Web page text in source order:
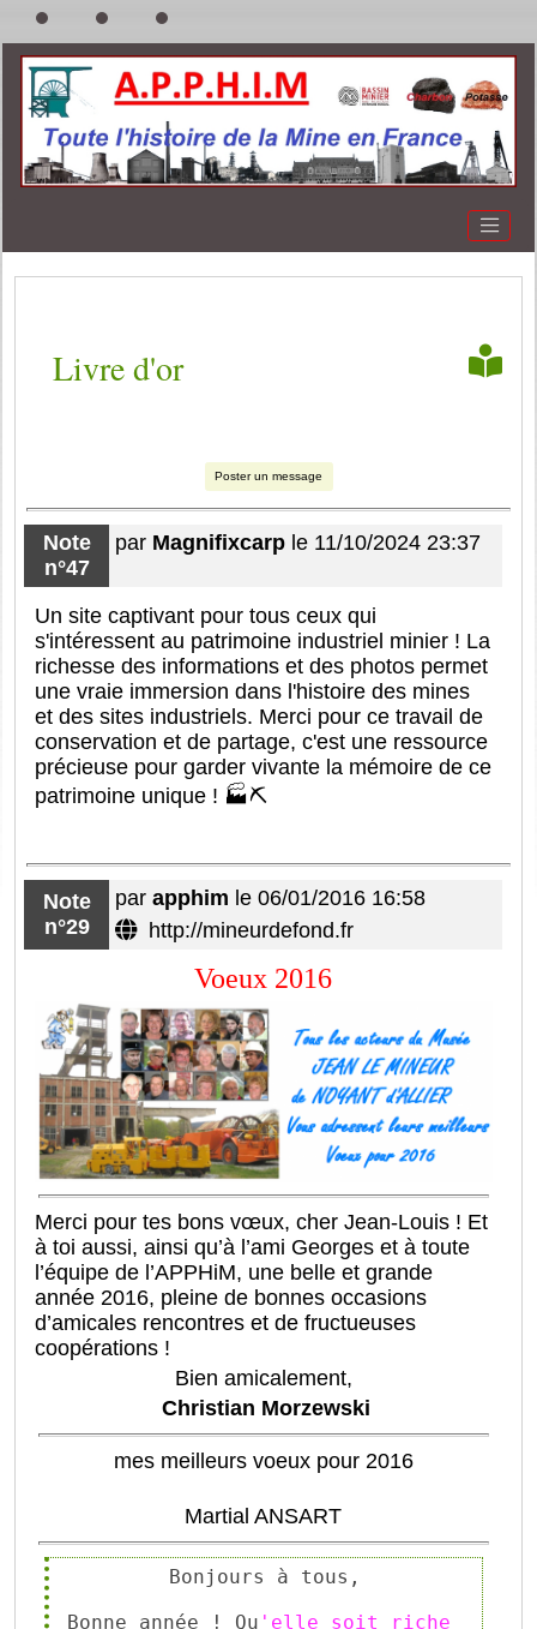
Livre d'or
Poster un message
Note
n°47
par Magnifixcarp le 11/10/2024 23:37
Un site captivant pour tous ceux qui
s'intéressent au patrimoine industriel minier ! La
richesse des informations et des photos permet
une vraie immersion dans l'histoire des mines
et des sites industriels. Merci pour ce travail de
conservation et de partage, c'est une ressource
précieuse pour garder vivante la mémoire de ce
patrimoine unique ! 🏭⛏️
Note
n°29
parapphim le 06/01/2016 16:58
http://mineurdefond.fr
Voeux 2016
Merci pour tes bons vœux, cher Jean-Louis ! Et
à toi aussi, ainsi qu’à l’ami Georges et à toute
l’équipe de l’APPHiM, une belle et grande
année 2016, pleine de bonnes occasions
d’amicales rencontres et de fructueuses
coopérations !
Bien amicalement,
Christian Morzewski
mes meilleurs voeux pour 2016
Martial ANSART
Bonjours à tous,
Bonne année ! Qu 'elle soit riche